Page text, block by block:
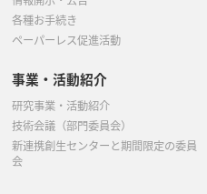
各種お手続き
ペーパーレス促進活動
事業・活動紹介
研究事業・活動紹介
技術会議（部門委員会）
新連携創生センターと期間限定の委員
会